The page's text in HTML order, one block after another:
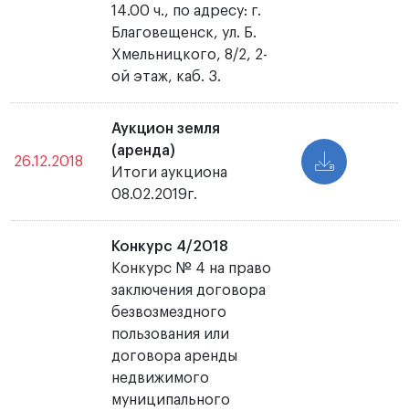
14.00 ч., по адресу: г.
Благовещенск, ул. Б.
Хмельницкого, 8/2, 2-
ой этаж, каб. 3.
26.12.2018
Аукцион земля
(аренда)
Итоги аукциона
08.02.2019г.
Конкурс 4/2018
Конкурс № 4 на право
заключения договора
безвозмездного
пользования или
договора аренды
недвижимого
муниципального